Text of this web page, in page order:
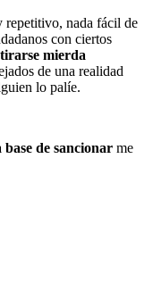
repetitivo, nada fácil de
con ciertos
mierda
de una realidad
lo palíe.
base de sancionar me